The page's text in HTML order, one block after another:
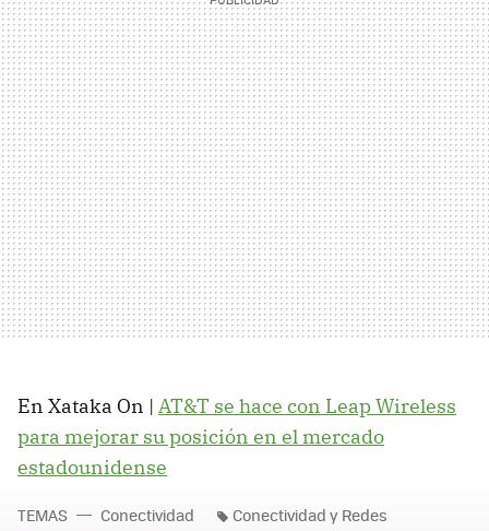
En Xataka On | AT&T se hace con Leap Wireless
para mejorar su posición en el mercado
estadounidense
TEMAS Conectividad Conectividad y Redes